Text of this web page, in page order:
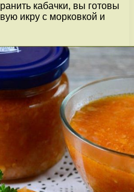
кабачки, вы готовы
икру с морковкой и